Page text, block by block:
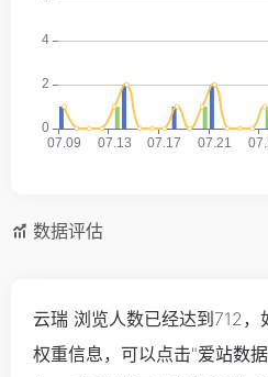
数据评估
云瑞 浏览人数已经达到712
权重信息，可以点击"爱站数据